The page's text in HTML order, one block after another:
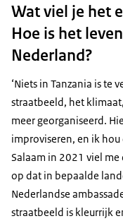
Wat viel je het
Hoe is het
Nederland?
‘Niets in Tanzania is te
straatbeeld, het
meer georganiseerd.
improviseren, en ik
Salaam in 2021 viel
op dat in bepaalde
Nederlandse
straatbeeld is kleurrijk